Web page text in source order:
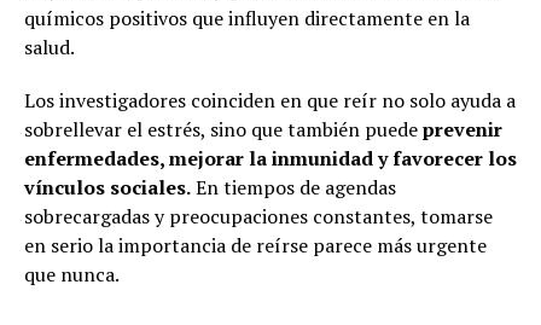
químicos positivos que influyen directamente en la
salud.
Los investigadores coinciden en que reír no solo ayuda a
sobrellevar el estrés, sino que también puedeprevenir
enfermedades, mejorar la inmunidad y favorecer los
vínculos sociales.En tiempos de agendas
sobrecargadas y preocupaciones constantes, tomarse
en serio la importancia de reírse parece más urgente
que nunca.